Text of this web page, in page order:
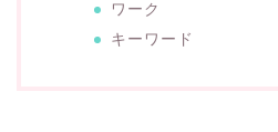
ワーク
キーワード